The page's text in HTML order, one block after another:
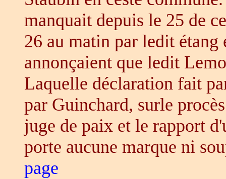
manquait depuis le 25 de
26 au matin par ledit étang
annonçaient que ledit
Laquelle déclaration fait
par Guinchard, surle
juge de paix et le rapport
porte aucune marque ni
page